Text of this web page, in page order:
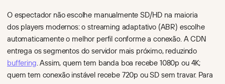
O espectador não escolhe manualmente SD/HD na maioria
dos players modernos: o streaming adaptativo (ABR) escolhe
automaticamente o melhor perfil conforme a conexão. A CDN
entrega os segmentos do servidor mais próximo, reduzindo
buffering. Assim, quem tem banda boa recebe 1080p ou 4K;
quem tem conexão instável recebe 720p ou SD sem travar. Para